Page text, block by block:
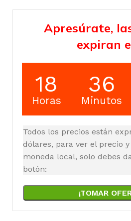
Apresúrate,
expiran
18
Horas
36
Minutos
Todos los precios están
dólares, para ver el precio
moneda local, solo debes
botón:
¡TOMAR